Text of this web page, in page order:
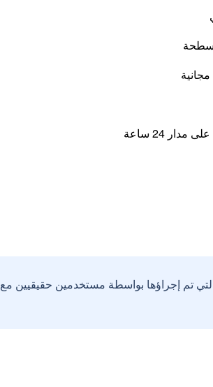
24 ساعة
تم إجراؤها بواسطة مستخدمين حقيقيين مع